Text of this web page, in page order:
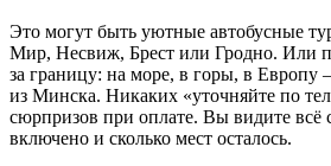
Это могут быть уютные автобусные
Мир, Несвиж, Брест или Гродно. Или
за границу: на море, в горы, в Европу
из Минска. Никаких «уточняйте по
сюрпризов при оплате. Вы видите всё
включено и сколько мест осталось.